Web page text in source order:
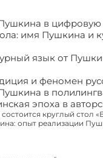
в цифровую
имя Пушкина и
язык от
и феномен
в
эпоха в
круглый стол
опыт реализации